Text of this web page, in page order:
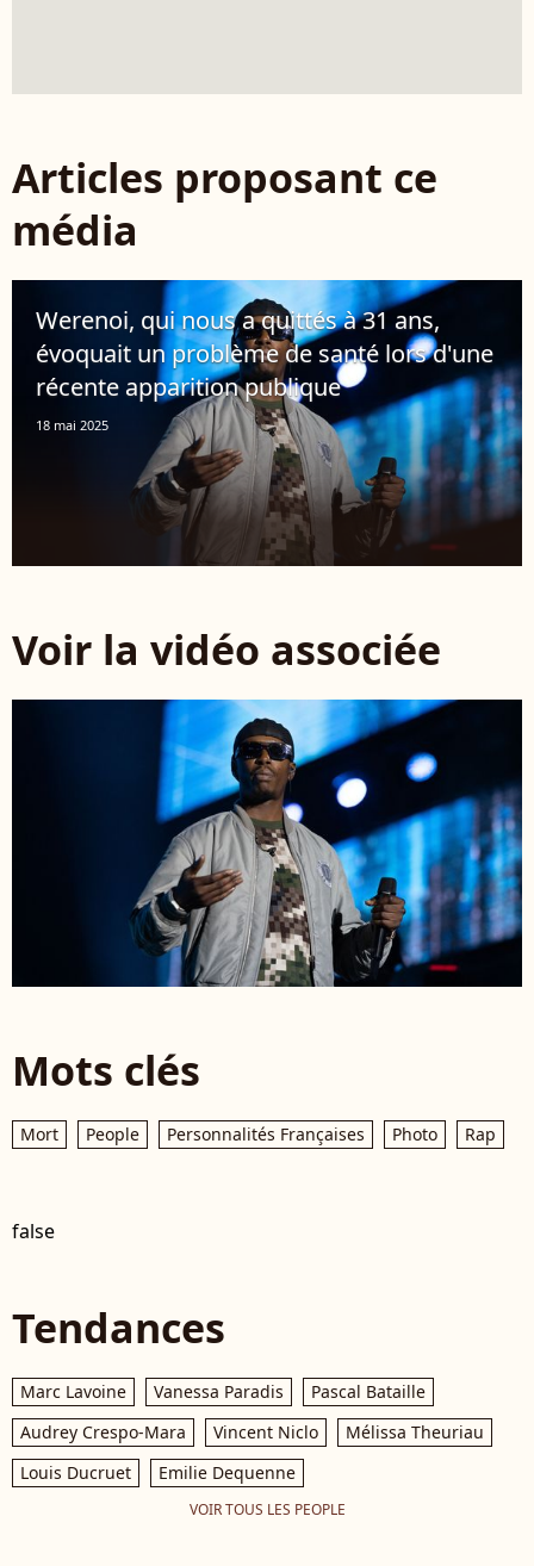
Articles proposant ce
média
Werenoi, qui nous a quittés à 31 ans,
évoquait un problème de santé lors d'une
récente apparition publique
18 mai 2025
Voir la vidéo associée
Mots clés
Mort People Personnalités Françaises Photo Rap
false
Tendances
Marc Lavoine Vanessa Paradis
Pascal Bataille
Audrey Crespo-Mara
Vincent Niclo
Mélissa Theuriau
Louis Ducruet
Emilie Dequenne
VOIR TOUS LES PEOPLE